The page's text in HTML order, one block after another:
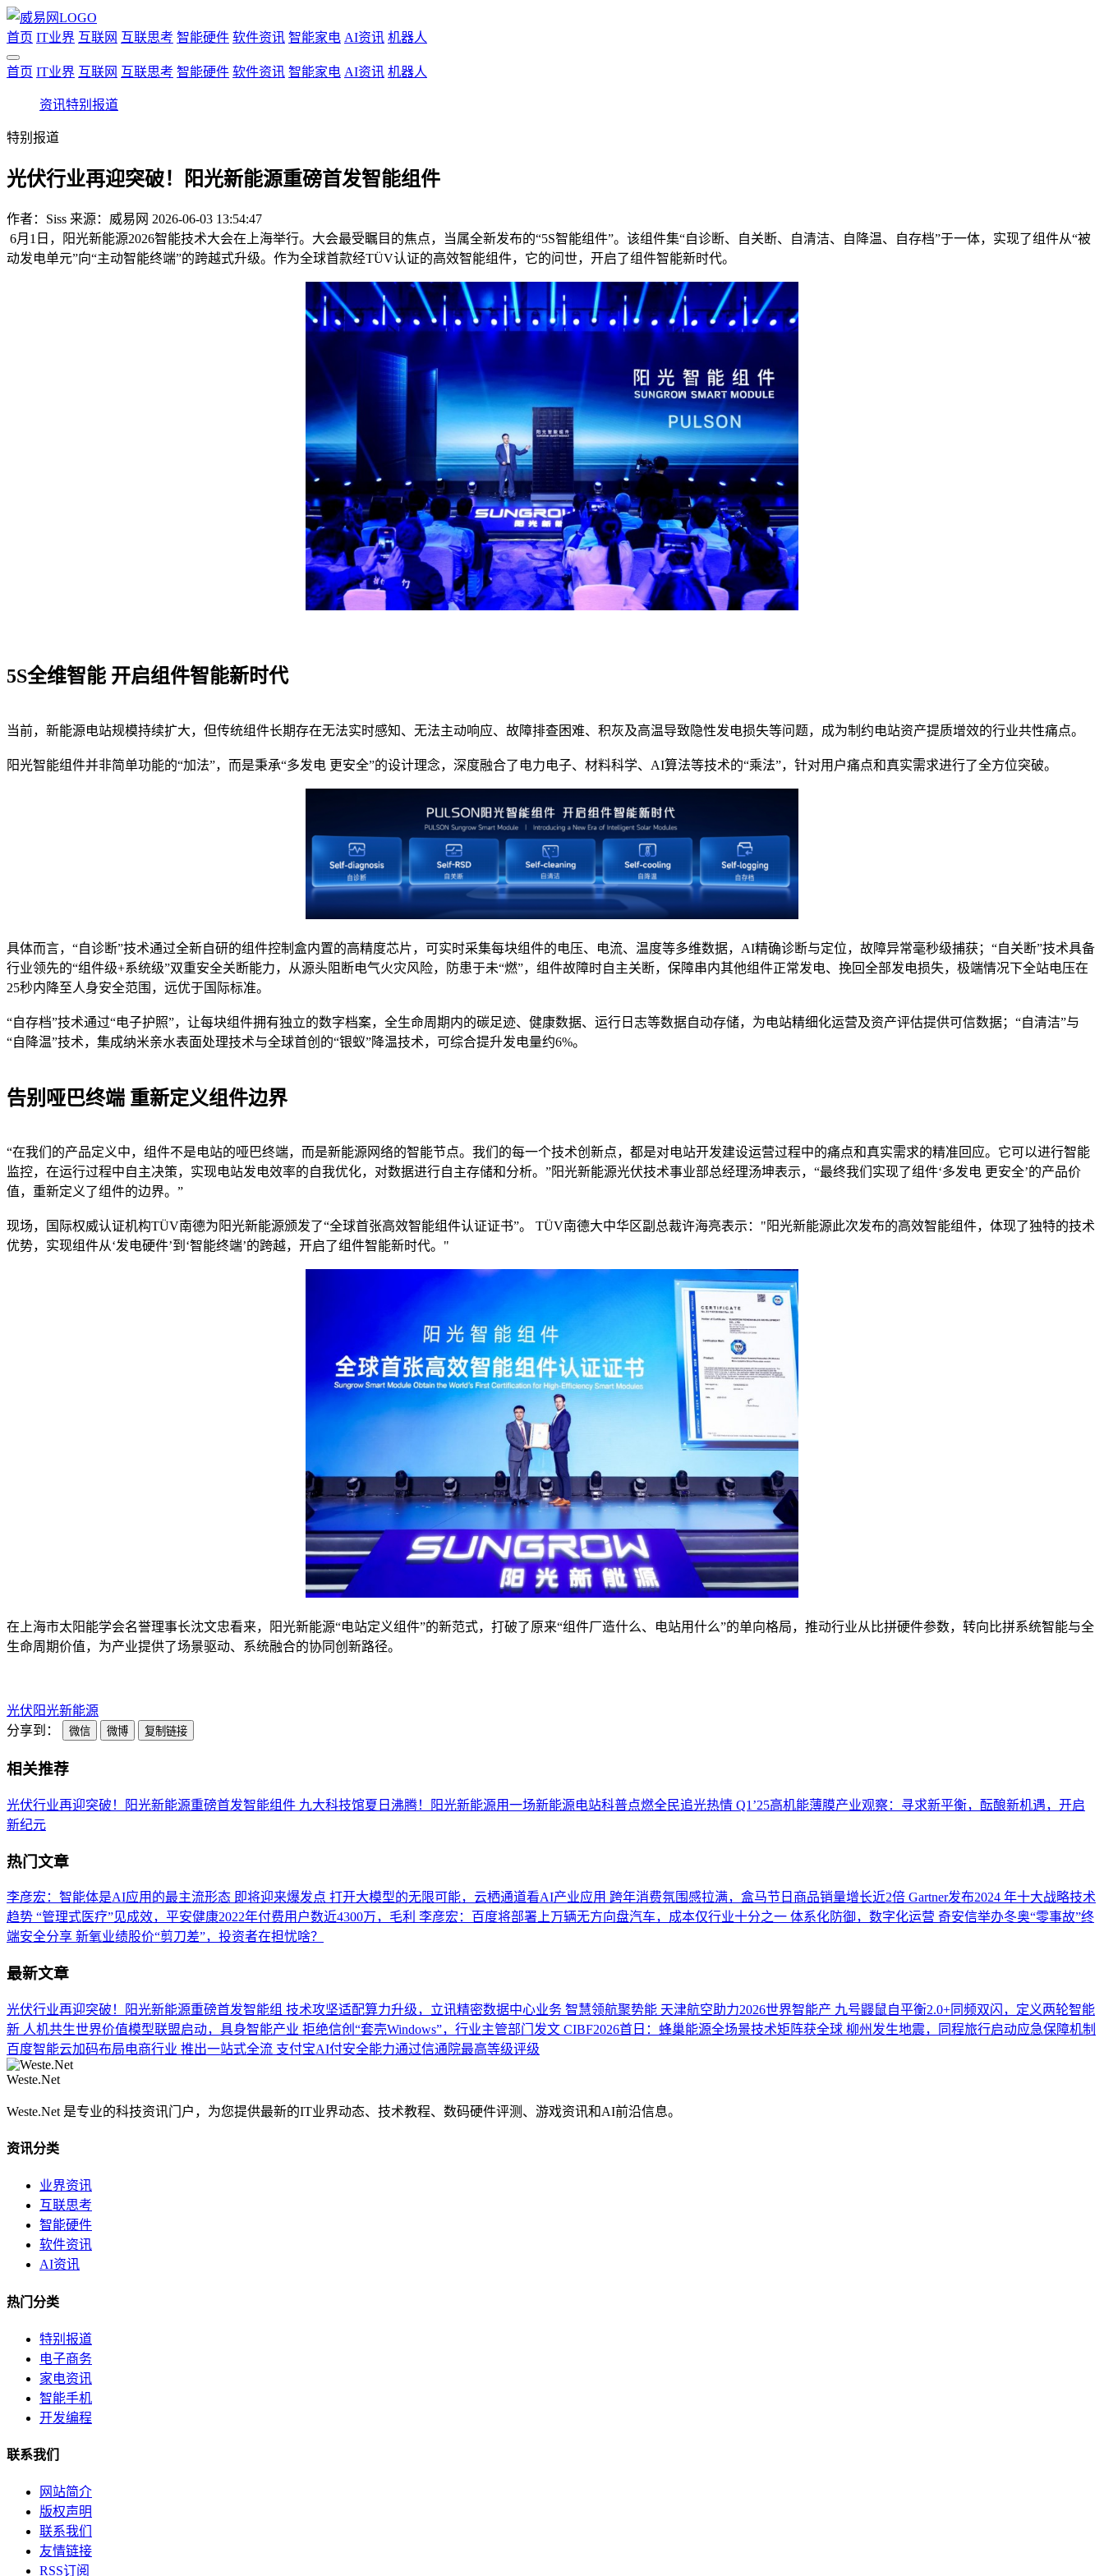
首页 IT业界 互联网 互联思考 智能硬件 软件资讯 智能家电 AI资讯 机器人
首页 IT业界 互联网 互联思考 智能硬件 软件资讯 智能家电 AI资讯 机器人
资讯特别报道
特别报道
光伏行业再迎突破！阳光新能源重磅首发智能组件
作者： Siss 来源：威易网 2026-06-03 13:54:47
6月1日，阳光新能源2026智能技术大会在上海举行。大会最受瞩目的焦点，当属全新发布的“5S智能组件”。该组件集“自诊断、自关断、自清洁、自降温、自存档”于一体，实现了组件从“被
动发电单元”向“主动智能终端”的跨越式升级。作为全球首款经TÜV认证的高效智能组件，它的问世，开启了组件智能新时代。
5S全维智能 开启组件智能新时代
当前，新能源电站规模持续扩大，但传统组件长期存在无法实时感知、无法主动响应、故障排查困难、积灰及高温导致隐性发电损失等问题，成为制约电站资产提质增效的行业共性痛点。
阳光智能组件并非简单功能的“加法”，而是秉承“多发电 更安全”的设计理念，深度融合了电力电子、材料科学、AI算法等技术的“乘法”，针对用户痛点和真实需求进行了全方位突破。
具体而言，“自诊断”技术通过全新自研的组件控制盒内置的高精度芯片，可实时采集每块组件的电压、电流、温度等多维数据，AI精确诊断与定位，故障异常毫秒级捕获；“自关断”技术具备
行业领先的“组件级+系统级”双重安全关断能力，从源头阻断电气火灾风险，防患于未“燃”，组件故障时自主关断，保障串内其他组件正常发电、挽回全部发电损失，极端情况下全站电压在
25秒内降至人身安全范围，远优于国际标准。
“自存档”技术通过“电子护照”，让每块组件拥有独立的数字档案，全生命周期内的碳足迹、健康数据、运行日志等数据自动存储，为电站精细化运营及资产评估提供可信数据；“自清洁”与
“自降温”‍技术，集成纳米亲水表面处理技术与全球首创的“银蚁”降温技术，可综合提升发电量约6%。
告别哑巴终端 重新定义组件边界
“在我们的产品定义中，组件不是电站的哑巴终端，而是新能源网络的智能节点。我们的每一个技术创新点，都是对电站开发建设运营过程中的痛点和真实需求的精准回应。它可以进行智能
监控，在运行过程中自主决策，实现电站发电效率的自我优化，对数据进行自主存储和分析。”阳光新能源光伏技术事业部总经理汤坤表示，“最终我们实现了组件‘多发电 更安全’的产品价
值，重新定义了组件的边界。”
现场，国际权威认证机构TÜV南德为阳光新能源颁发了“全球首张高效智能组件认证证书”。 TÜV南德大中华区副总裁许海亮表示："阳光新能源此次发布的高效智能组件，体现了独特的技术
优势，实现组件从‘发电硬件’到‘智能终端’的跨越，开启了组件智能新时代。"
在上海市太阳能学会名誉理事长沈文忠看来，阳光新能源“电站定义组件”的新范式，打破了原来“组件厂造什么、电站用什么”的单向格局，推动行业从比拼硬件参数，转向比拼系统智能与全
生命周期价值，为产业提供了场景驱动、系统融合的协同创新路径。
光伏阳光新能源
分享到：
微信 微博 复制链接
相关推荐
光伏行业再迎突破！阳光新能源重磅首发智能组件 九大科技馆夏日沸腾！阳光新能源用一场新能源电站科普点燃全民追光热情 Q1’25高机能薄膜产业观察：寻求新平衡，酝酿新机遇，开启
新纪元
热门文章
李彦宏：智能体是AI应用的最主流形态 即将迎来爆发点 打开大模型的无限可能，云栖通道看AI产业应用 跨年消费氛围感拉满，盒马节日商品销量增长近2倍 Gartner发布2024 年十大战略技术
趋势 “管理式医疗”见成效，平安健康2022年付费用户数近4300万，毛利 李彦宏：百度将部署上万辆无方向盘汽车，成本仅行业十分之一 体系化防御，数字化运营 奇安信举办冬奥“零事故”终
端安全分享 新氧业绩股价“剪刀差”，投资者在担忧啥？
最新文章
光伏行业再迎突破！阳光新能源重磅首发智能组 技术攻坚适配算力升级，立讯精密数据中心业务 智慧领航聚势能 天津航空助力2026世界智能产 九号鼹鼠自平衡2.0+同频双闪，定义两轮智能
新 人机共生世界价值模型联盟启动，具身智能产业 拒绝信创“套壳Windows”，行业主管部门发文 CIBF2026首日：蜂巢能源全场景技术矩阵获全球 柳州发生地震，同程旅行启动应急保障机制
百度智能云加码布局电商行业 推出一站式全流 支付宝AI付安全能力通过信通院最高等级评级
Weste.Net
Weste.Net 是专业的科技资讯门户，为您提供最新的IT业界动态、技术教程、数码硬件评测、游戏资讯和AI前沿信息。
资讯分类
业界资讯
互联思考
智能硬件
软件资讯
AI资讯
热门分类
特别报道
电子商务
家电资讯
智能手机
开发编程
联系我们
网站简介
版权声明
联系我们
友情链接
RSS订阅